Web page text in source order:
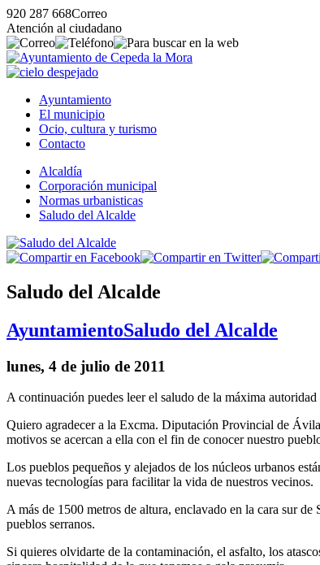
920 287 668Correo
Atención al ciudadano
Ayuntamiento
El municipio
Ocio, cultura y turismo
Contacto
Alcaldía
Corporación municipal
Normas urbanisticas
Saludo del Alcalde
Saludo del Alcalde
AyuntamientoSaludo del Alcalde
lunes, 4 de julio de 2011
A continuación puedes leer el saludo de la máxima
Quiero agradecer a la Excma. Diputación Provincial de
motivos se acercan a ella con el fin de conocer nuestro
Los pueblos pequeños y alejados de los núcleos urbanos
nuevas tecnologías para facilitar la vida de nuestros vecinos.
A más de 1500 metros de altura, enclavado en la cara sur
pueblos serranos.
Si quieres olvidarte de la contaminación, el asfalto, los